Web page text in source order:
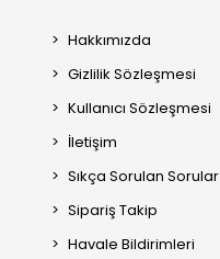
Hakkımızda
Gizlilik Sözleşmesi
Kullanıcı Sözleşmesi
İletişim
Sıkça Sorulan Sorular
Sipariş Takip
Havale Bildirimleri